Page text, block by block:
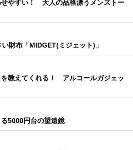
せやすい！ 大人の品格漂うメンズトー
財布「MIDGET(ミジェット)」
教えてくれる！ アルコールガジェッ
5000円台の望遠鏡